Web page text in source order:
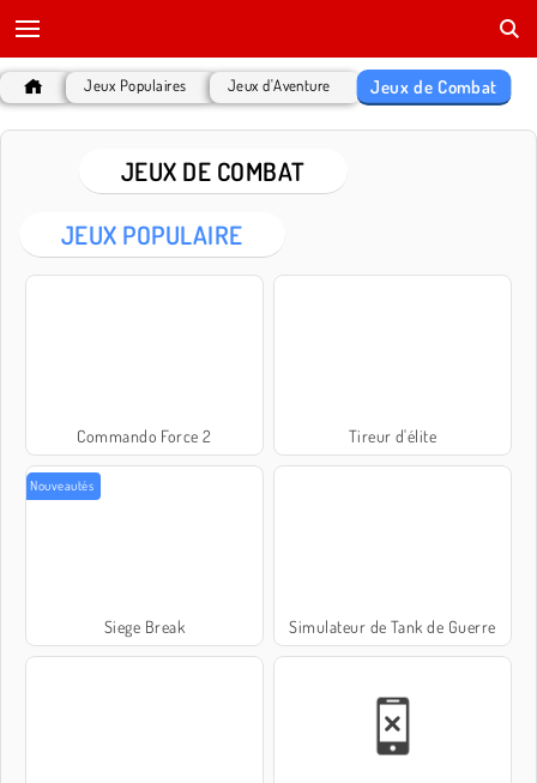
Jeux Populaires Jeux d'Aventure Jeux de Combat
JEUX DE COMBAT
JEUX POPULAIRE
Commando Force 2 Tireur d'élite
Nouveautés
Siege Break Simulateur de Tank de Guerre